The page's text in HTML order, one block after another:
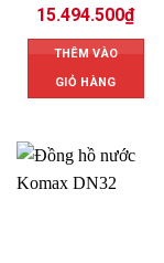
15.494.500₫
THÊM VÀO
GIỎ HÀNG